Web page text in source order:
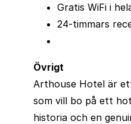
Gratis WiFi i
24-timmars
Övrigt
Arthouse Hotel är
som vill bo på ett
historia och en